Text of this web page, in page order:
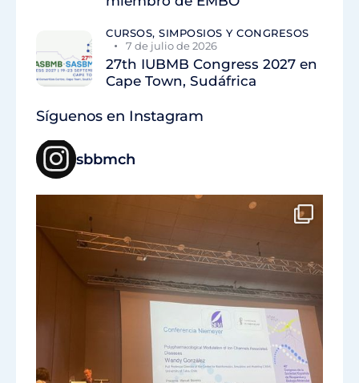
CURSOS, SIMPOSIOS Y CONGRESOS
7 de julio de 2026
27th IUBMB Congress 2027 en
Cape Town, Sudáfrica
Síguenos en Instagram
sbbmch